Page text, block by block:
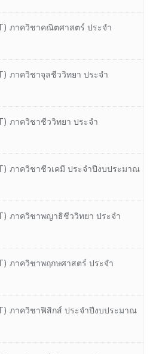
ภาควิชาคณิตศาสตร์ ประจํา
ภาควิชาจุลชีววิทยา ประจํา
ภาควิชาชีววิทยา ประจํา
ภาควิชาชีวเคมี ประจําปีงบประมาณ
ภาควิชาพญาธิชีววิทยา ประจํา
ภาควิชาพฤกษศาสตร์ ประจํา
ภาควิชาฟิสิกส์ ประจําปีงบประมาณ